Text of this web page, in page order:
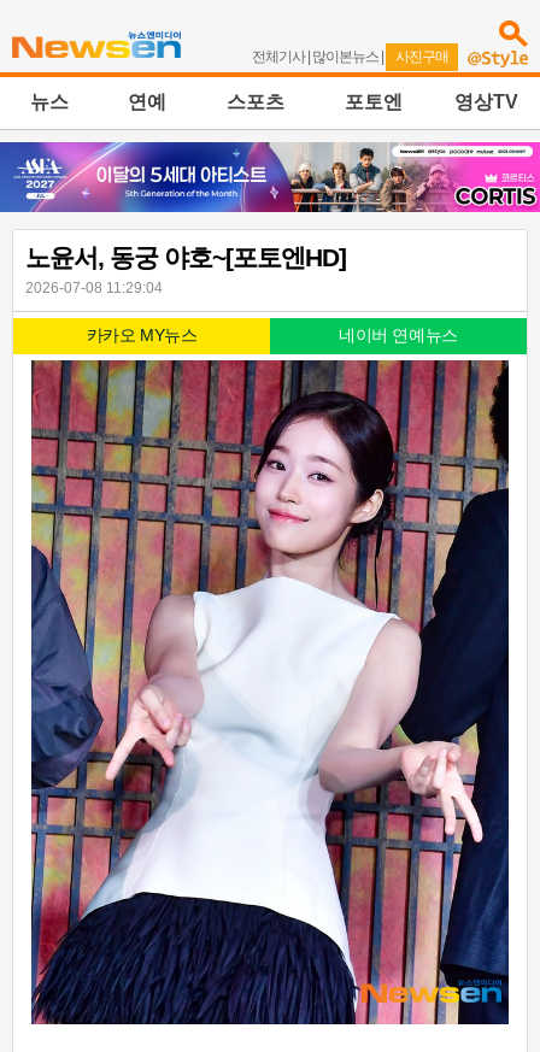
전체기사| 많이본뉴스 | 사진구매
뉴스 연예 스포츠 포토엔 영상TV
노윤서, 동궁 야호~[포토엔HD]
2026-07-08 11:29:04
카카오 MY뉴스 네이버 연예뉴스